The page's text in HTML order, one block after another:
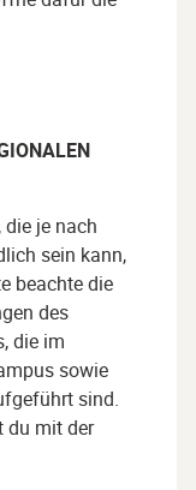
die je nach
sein kann,
beachte die
des
die im
sowie
sind.
du mit der